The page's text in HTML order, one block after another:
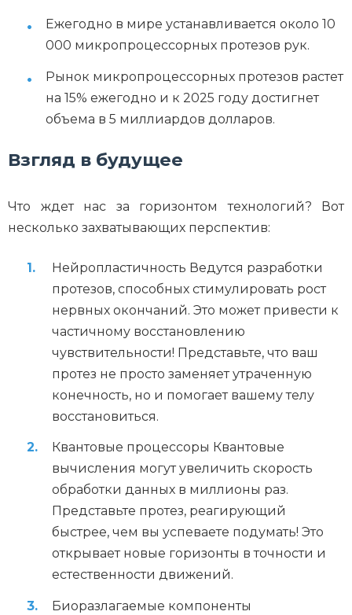
Ежегодно в мире устанавливается около 10
000 микропроцессорных протезов рук.
Рынок микропроцессорных протезов растет
на 15% ежегодно и к 2025 году достигнет
объема в 5 миллиардов долларов.
Взгляд в будущее
Что ждет нас за горизонтом технологий? Вот
несколько захватывающих перспектив:
Нейропластичность Ведутся разработки
протезов, способных стимулировать рост
нервных окончаний. Это может привести к
частичному восстановлению
чувствительности! Представьте, что ваш
протез не просто заменяет утраченную
конечность, но и помогает вашему телу
восстановиться.
Квантовые процессоры Квантовые
вычисления могут увеличить скорость
обработки данных в миллионы раз.
Представьте протез, реагирующий
быстрее, чем вы успеваете подумать! Это
открывает новые горизонты в точности и
естественности движений.
Биоразлагаемые компоненты